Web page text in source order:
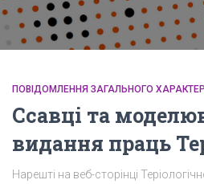
ПОВІДОМЛЕННЯ ЗАГАЛЬНОГО
Ссавці та
видання праць
Нарешті на веб-сторінці